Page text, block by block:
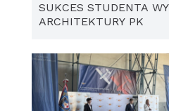
SUKCES STUDENTA
ARCHITEKTURY PK